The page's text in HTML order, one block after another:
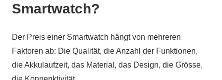
Smartwatch?
Der Preis einer Smartwatch hängt von mehreren
Faktoren ab: Die Qualität, die Anzahl der Funktionen,
die Akkulaufzeit, das Material, das Design, die Grösse,